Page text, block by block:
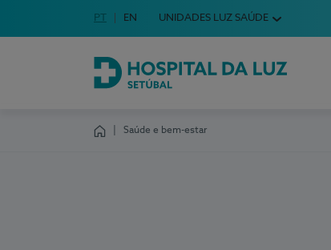
Escolha o seu idioma
Idioma em Português
PT English Language
EN UNIDADES LUZ SAÚDE
Hospital da Luz Setúbal
Saúde e bem-estar